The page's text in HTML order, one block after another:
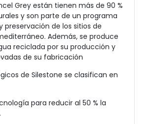
Grey están tienen más de 90 %
y son parte de un programa
preservación de los sitios de
Además, se produce
reciclada por su producción y
de su fabricación
de Silestone se clasifican en
para reducir al 50 % la